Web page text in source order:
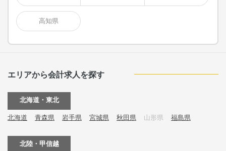
高知県
エリアから会計求人を探す
北海道・東北
北海道 青森県 岩手県 宮城県 秋田県 山形県 福島県
北陸・甲信越